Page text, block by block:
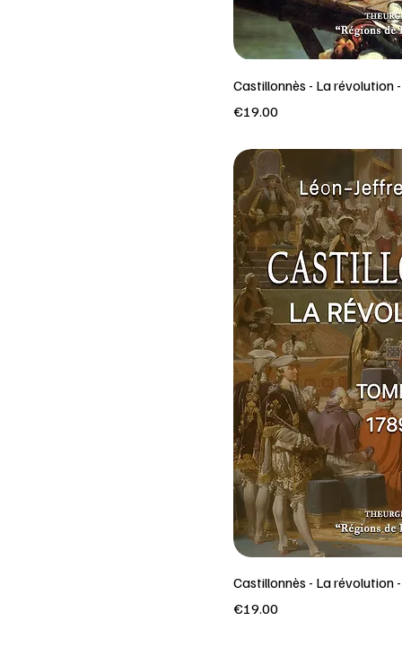
Castillonnès - La révolution
Price
€19.00
Castillonnès - La révolution
Price
€19.00